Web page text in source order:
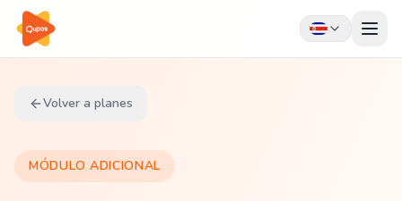
Volver a planes
MÓDULO ADICIONAL